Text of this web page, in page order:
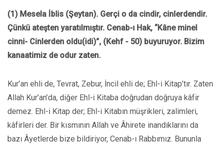
(1) Mesela İblis (Şeytan). Gerçi o da cindir, cinlerdendir.
Çünkü ateşten yaratılmıştır. Cenab-ı Hak, “Kâne minel
cinni- Cinlerden oldu(idi)”, (Kehf - 50) buyuruyor. Bizim
kanaatimiz de odur zaten.
Kur’an ehli de, Tevrat, Zebur, İncil ehli de; Ehl-i Kitap’tır. Zaten
Allah Kur’an’da, diğer Ehl-i Kitaba doğrudan doğruya kâfir
demez. Ehl-i Kitap der; Ehl-i Kitabın müşrikleri, zalimleri,
kâfirleri der. Bir kısmının Allah ve Âhirete inandıklarını da
bazı Âyetlerde bize bildiriyor, Cenab-ı Rabbımız. Bununla